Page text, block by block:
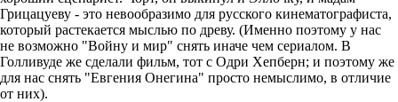
Грицацуеву - это невообразимо для русского кинематографиста,
который растекается мыслью по древу. (Именно поэтому у нас
не возможно "Войну и мир" снять иначе чем сериалом. В
Голливуде же сделали фильм, тот с Одри Хепберн; и поэтому же
для нас снять "Евгения Онегина" просто немыслимо, в отличие
от них).